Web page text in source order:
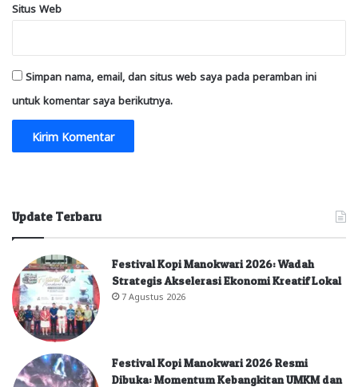
Situs Web
Simpan nama, email, dan situs web saya pada peramban ini
untuk komentar saya berikutnya.
Update Terbaru
Festival Kopi Manokwari 2026: Wadah
Strategis Akselerasi Ekonomi Kreatif Lokal
7 Agustus 2026
Festival Kopi Manokwari 2026 Resmi
Dibuka: Momentum Kebangkitan UMKM dan